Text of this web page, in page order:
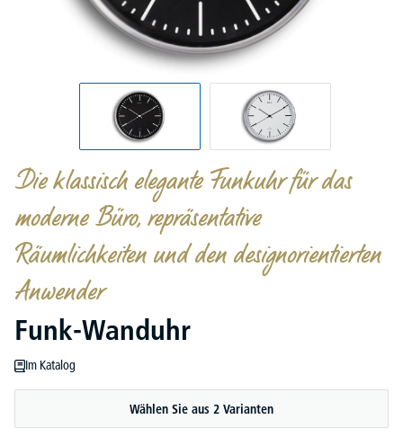
Die klassisch elegante Funkuhr für das
moderne Büro, repräsentative
Räumlichkeiten und den designorientierten
Anwender
Funk-Wanduhr
Im Katalog
Wählen Sie aus 2 Varianten